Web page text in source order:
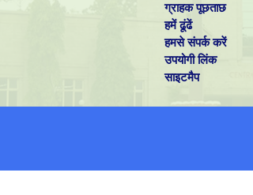
ग्राहक पूछताछ
हमें ढूंढें
हमसे संपर्क करें
उपयोगी लिंक
साइटमैप